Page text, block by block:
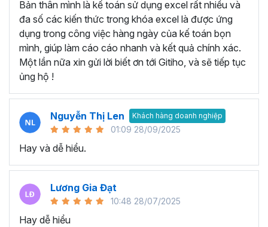
Tạo và quản lý Macro trong Excel.
Gán Macro vào các nút hoặc các đối tượng khác để
kích hoạt chúng.
Thành thạo viết code với đối tượng Range, Cell:
Đối tượng Range và cách thao tác với dữ liệu trong
các ô Excel.
Thành thạo viết mã để thực hiện các thao tác như
đọc, ghi dữ liệu, định dạng ô.
Thành thạo viết code cho Workbook, Worksheet:
Biết cách tương tác với Workbook và Worksheet.
Viết mã để mở, đóng, lưu trữ Workbook và thực hiện
các thao tác trên các Sheet khác nhau.
Lập trình Form:
Bản thân mình là kế toán sử dụng excel rất nhiều và
đa số các kiến thức trong khóa excel là được ứng
dụng trong công việc hàng ngày của kế toán bọn
mình, giúp làm cáo cáo nhanh và kết quả chính xác.
Một lần nữa xin gửi lời biết ơn tới Gitiho, và sẽ tiếp tục
ủng hộ !
Nguyễn Thị Len Khách hàng doanh nghiệp
01:09 28/09/2025
Hay và dễ hiểu.
Lương Gia Đạt
10:48 28/07/2025
Hay dễ hiểu